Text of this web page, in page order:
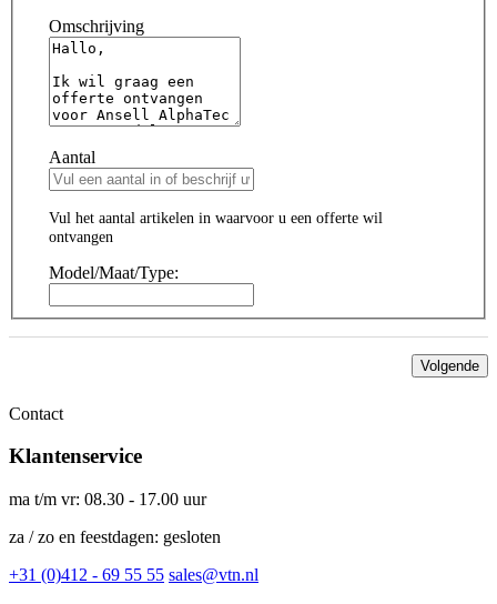
Omschrijving
Aantal
Vul het aantal artikelen in waarvoor u een offerte wil
ontvangen
Model/Maat/Type:
Volgende
Contact
Klantenservice
ma t/m vr: 08.30 - 17.00 uur
za / zo en feestdagen: gesloten
+31 (0)412 - 69 55 55 sales@vtn.nl